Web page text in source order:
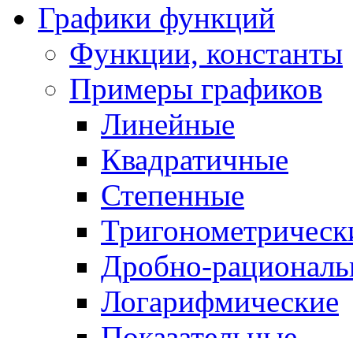
Графики функций
Функции, константы
Примеры графиков
Линейные
Квадратичные
Степенные
Дробно-
Логарифмические